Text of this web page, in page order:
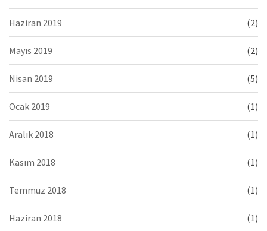
Haziran 2019 (2)
Mayıs 2019 (2)
Nisan 2019 (5)
Ocak 2019 (1)
Aralık 2018 (1)
Kasım 2018 (1)
Temmuz 2018 (1)
Haziran 2018 (1)